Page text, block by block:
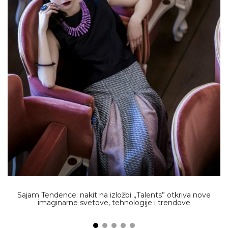
Sajam Tendence: nakit na izložbi „Talents” otkriva nove
imaginarne svetove, tehnologije i trendove